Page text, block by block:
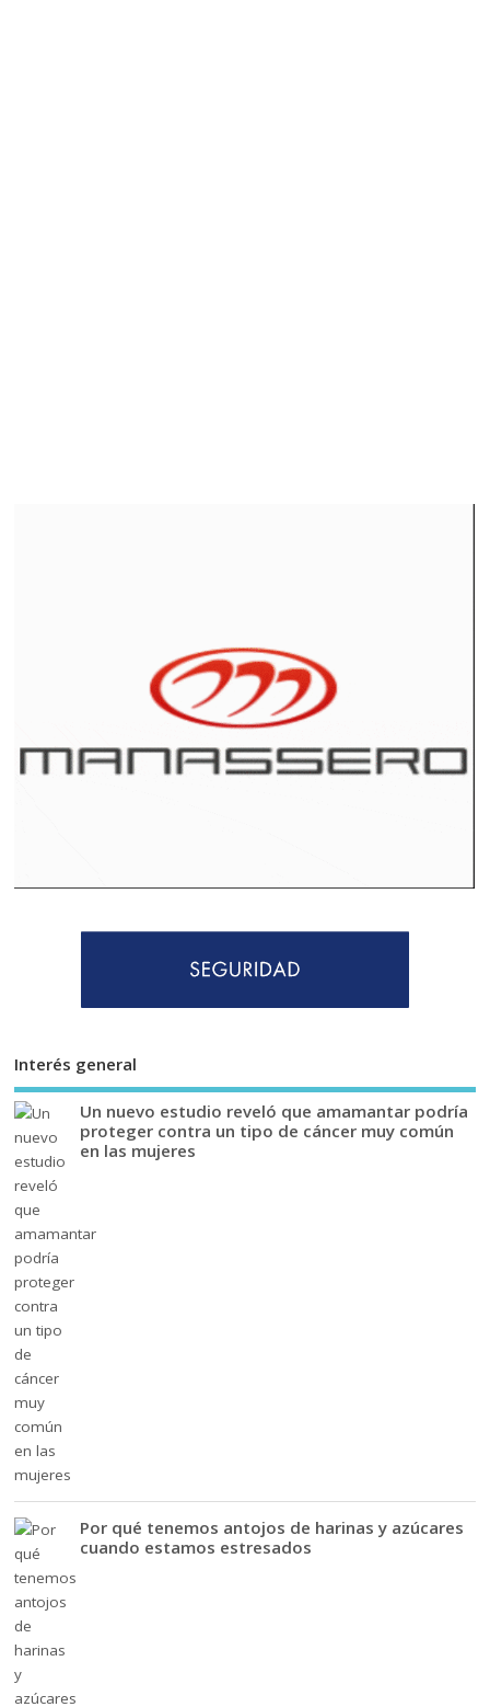
Interés general
Un nuevo estudio reveló que amamantar podría
proteger contra un tipo de cáncer muy común
en las mujeres
Por qué tenemos antojos de harinas y azúcares
cuando estamos estresados